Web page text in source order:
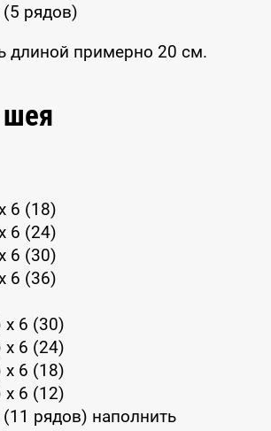
рядов)
длиной примерно 20 см.
шея
6 (18)
6 (24)
6 (30)
6 (36)
x 6 (30)
x 6 (24)
x 6 (18)
x 6 (12)
рядов) наполнить